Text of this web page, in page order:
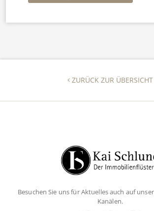
ZURÜCK ZUR ÜBERSICHT
Besuchen Sie uns für Aktuelles auch auf
Kanälen.